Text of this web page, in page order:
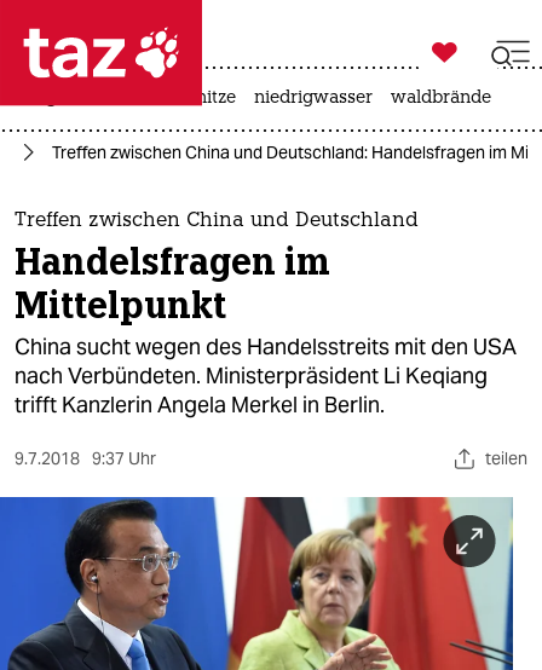
 taz zahl ich
taz zahl ich
themen
politik
öko
gesellschaft
sport
berlin
wahrheit

taz zahl ich
hitze niedrigwasser waldbrände
Treffen zwischen China und Deutschland: Handelsfragen im
Treffen zwischen China und Deutschland
Handelsfragen im
Mittelpunkt
China sucht wegen des Handelsstreits mit den USA
nach Verbündeten. Ministerpräsident Li Keqiang
trifft Kanzlerin Angela Merkel in Berlin.
9.7.2018 9:37 Uhr teilen